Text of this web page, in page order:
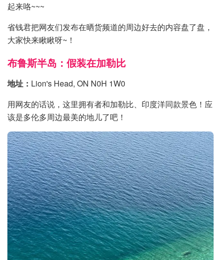
起来咯~~~
省钱君把网友们发布在晒货频道的周边好去的内容盘了盘，
大家快来瞅瞅呀~！
布鲁斯半岛：假装在加勒比
地址： Lion's Head, ON N0H 1W0
用网友的话说，这里拥有者和加勒比、印度洋同款景色！应
该是多伦多周边最美的地儿了吧！